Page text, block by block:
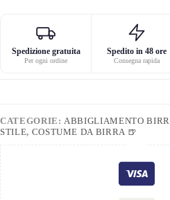
Spedizione gratuita
Per ogni ordine
Spedito in 48 ore
Consegna rapida
CATEGORIE: ABBIGLIAMENTO
STILE, COSTUME DA BIRRA 🍺